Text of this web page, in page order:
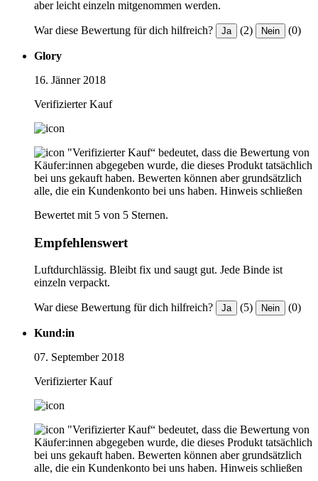
aber leicht einzeln mitgenommen werden.
War diese Bewertung für dich hilfreich? Ja (2) Nein (0)
Glory
16. Jänner 2018
Verifizierter Kauf
"Verifizierter Kauf“ bedeutet, dass die Bewertung von
Käufer:innen abgegeben wurde, die dieses Produkt tatsächlich
bei uns gekauft haben. Bewerten können aber grundsätzlich
alle, die ein Kundenkonto bei uns haben. Hinweis schließen
Bewertet mit 5 von 5 Sternen.
Empfehlenswert
Luftdurchlässig. Bleibt fix und saugt gut. Jede Binde ist
einzeln verpackt.
War diese Bewertung für dich hilfreich? Ja (5) Nein (0)
Kund:in
07. September 2018
Verifizierter Kauf
"Verifizierter Kauf“ bedeutet, dass die Bewertung von
Käufer:innen abgegeben wurde, die dieses Produkt tatsächlich
bei uns gekauft haben. Bewerten können aber grundsätzlich
alle, die ein Kundenkonto bei uns haben. Hinweis schließen